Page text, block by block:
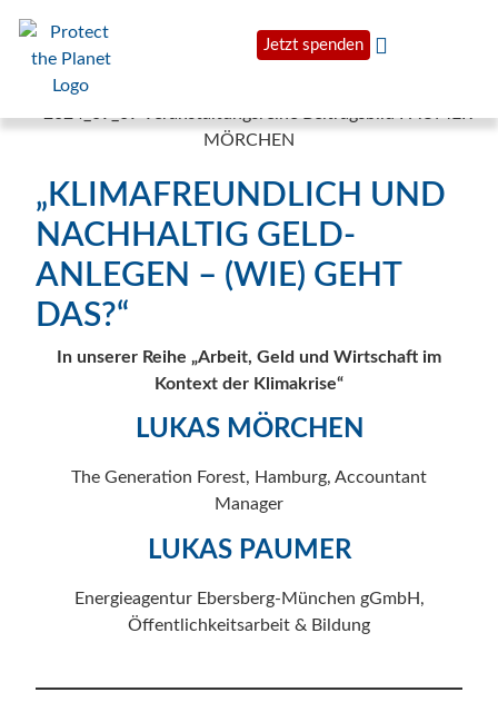
Jetzt spenden
„KLIMAFREUNDLICH UND
NACHHALTIG GELD-
ANLEGEN – (WIE) GEHT
DAS?“
In unserer Reihe „Arbeit, Geld und Wirtschaft im
Kontext der Klimakrise“
LUKAS MÖRCHEN
The Generation Forest, Hamburg, Accountant
Manager
LUKAS PAUMER
Energieagentur Ebersberg-München gGmbH,
Öffentlichkeitsarbeit & Bildung